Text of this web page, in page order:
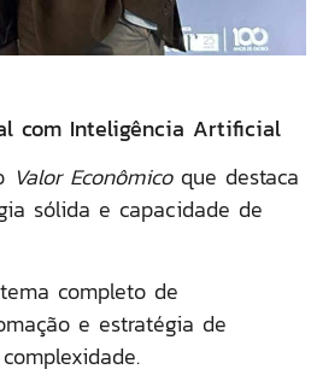
com Inteligência Artificial
Valor Econômicoque destaca
sólida e capacidade de
completo de
e estratégia de